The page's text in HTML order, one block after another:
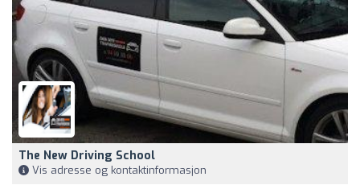
The New Driving School
Vis adresse og kontaktinformasjon